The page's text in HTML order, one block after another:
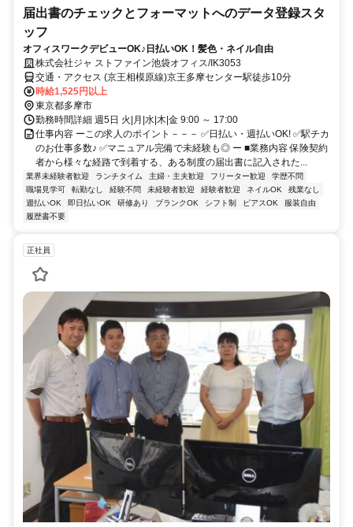
届出書のチェックとフォーマットへのデータ登録スタ
ッフ
オフィスワークデビューOK♪日払いOK！髪色・ネイル自由
株式会社ジャ ストファイン池袋オフィス/IK3053
交通・アクセス (京王相模原線)京王多摩センター駅徒歩10分
時給1,525円以上
東京都多摩市
勤務時間詳細 週5日 火|月|水|木|金 9:00 ～ 17:00
仕事内容 ーこの求人のポイント－－－ ✅日払い・週払いOK! ✅駅チカ
のお仕事多数♪ ✅マニュアル完備で未経験も◎ ー ■業務内容 保険契約
者から様々な経路で到着する、ある制度の届出書に記入された...
業界未経験者歓迎 ランチタイム 主婦・主夫歓迎 フリーター歓迎
学歴不問
職場見学可
転勤なし 経験不問 未経験者歓迎 経験者歓迎 ネイルOK
残業なし
週払いOK
即日払いOK 研修あり ブランクOK シフト制 ピアスOK
服装自由
履歴書不要
正社員